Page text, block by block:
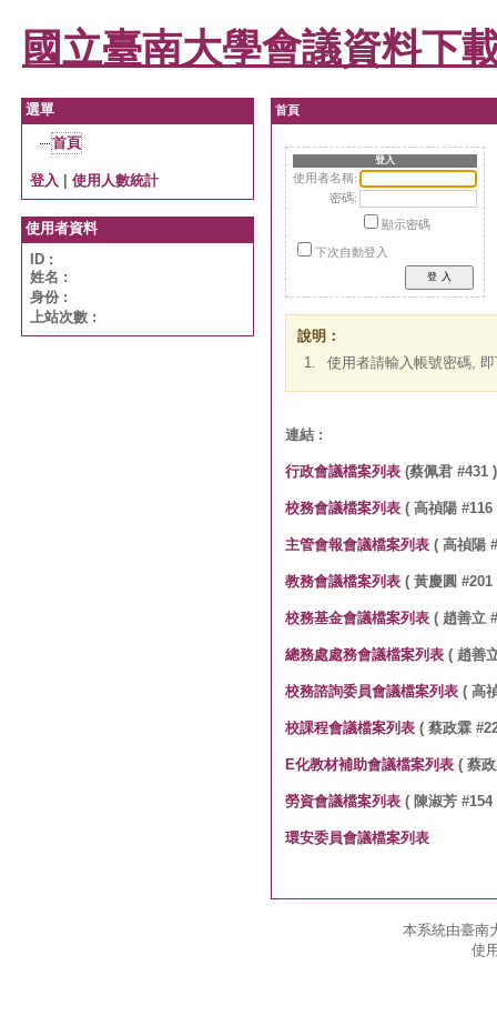
國立臺南大學會議資料下
選單
首頁
登入 使用人數統計
使用者資料
ID :
姓名 :
身份 :
上站次數 :
首頁
登入
使用者名稱:
密碼:
顯示密碼
下次自動登入
說明：
1.
使用者請輸入帳號密碼,
連結 :
行政會議檔案列表 (蔡佩君 #431 )
校務會議檔案列表 ( 高禎陽 #116
主管會報會議檔案列表 ( 高禎陽
教務會議檔案列表 ( 黃慶圓 #201
校務基金會議檔案列表 ( 趙善立
總務處處務會議檔案列表 ( 趙善
校務諮詢委員會議檔案列表 ( 高
校課程會議檔案列表 ( 蔡政霖
E化教材補助會議檔案列表 ( 蔡
勞資會議檔案列表 ( 陳淑芳 #154
環安委員會議檔案列表
本系統由臺南
使